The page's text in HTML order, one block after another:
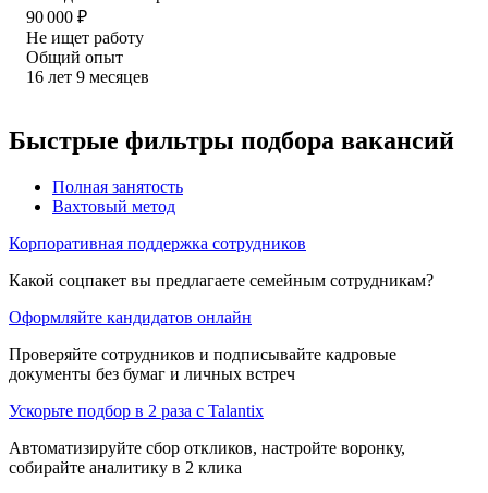
90 000 ₽
Не ищет работу
Общий опыт
16 лет 9 месяцев
Быстрые фильтры подбора вакансий
Полная занятость
Вахтовый метод
Корпоративная поддержка сотрудников
Какой соцпакет вы предлагаете семейным сотрудникам?
Оформляйте кандидатов онлайн
Проверяйте сотрудников и подписывайте кадровые
документы без бумаг и личных встреч
Ускорьте подбор в 2 раза с Talantix
Автоматизируйте сбор откликов, настройте воронку,
собирайте аналитику в 2 клика